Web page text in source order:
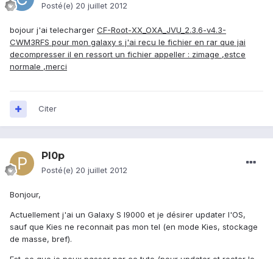
Posté(e) 20 juillet 2012
bojour j'ai telecharger CF-Root-XX_OXA_JVU_2.3.6-v4.3-
CWM3RFS pour mon galaxy s j'ai recu le fichier en rar que jai
decompresser il en ressort un fichier appeller : zimage ,estce
normale ,merci
Citer
Pl0p
Posté(e) 20 juillet 2012
Bonjour,
Actuellement j'ai un Galaxy S I9000 et je désirer updater l'OS,
sauf que Kies ne reconnait pas mon tel (en mode Kies, stockage
de masse, bref).